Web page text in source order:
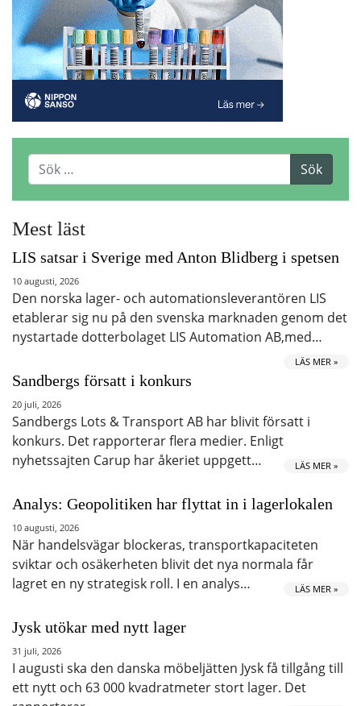
Mest läst
LIS satsar i Sverige med Anton Blidberg i spetsen
10 augusti, 2026
Den norska lager- och automationsleverantören LIS
etablerar sig nu på den svenska marknaden genom det
nystartade dotterbolaget LIS Automation AB,med…
LÄS MER »
Sandbergs försatt i konkurs
20 juli, 2026
Sandbergs Lots & Transport AB har blivit försatt i
konkurs. Det rapporterar flera medier. Enligt
nyhetssajten Carup har åkeriet uppgett…
LÄS MER »
Analys: Geopolitiken har flyttat in i lagerlokalen
10 augusti, 2026
När handelsvägar blockeras, transportkapaciteten
sviktar och osäkerheten blivit det nya normala får
lagret en ny strategisk roll. I en analys…
LÄS MER »
Jysk utökar med nytt lager
31 juli, 2026
I augusti ska den danska möbeljätten Jysk få tillgång till
ett nytt och 63 000 kvadratmeter stort lager. Det